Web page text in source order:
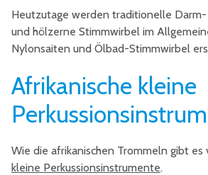
Heutzutage werden traditionelle
und hölzerne Stimmwirbel im
Nylonsaiten und Ölbad-Stimmwirbel
Afrikanische kleine
Wie die afrikanischen Trommeln gibt es
kleine Perkussionsinstrumente.